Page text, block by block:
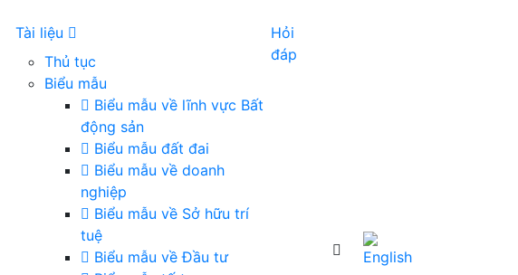
Tài liệu
Thủ tục
Biểu mẫu
Biểu mẫu về lĩnh vực Bất
động sản
Biểu mẫu đất đai
Biểu mẫu về doanh
nghiệp
Biểu mẫu về Sở hữu trí
tuệ
Biểu mẫu về Đầu tư
Hỏi
đáp